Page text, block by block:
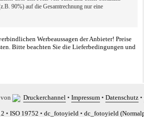
90%) auf die Gesamtrechnung nur eine
Werbeaussagen der Anbieter! Preise
Bitte beachten Sie die Lieferbedingungen und
Druckerchannel • Impressum • Datenschutz •
• ISO 19752 • dc_fotoyield • dc_fotoyield